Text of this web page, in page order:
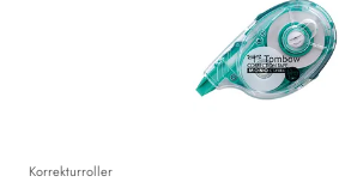
Korrekturroller